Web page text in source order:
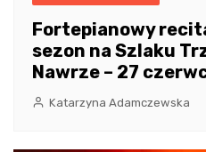
Fortepianowy
sezon na Szlaku
Nawrze – 27
Katarzyna Adamczewska